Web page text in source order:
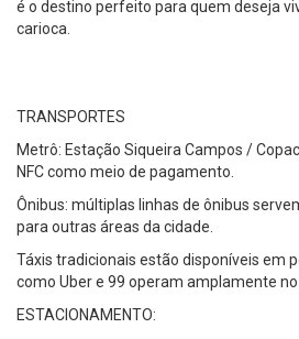
é o destino perfeito para quem deseja
carioca.
TRANSPORTES
Metrô: Estação Siqueira Campos /
NFC como meio de pagamento.
Ônibus: múltiplas linhas de ônibus
para outras áreas da cidade.
Táxis tradicionais estão disponíveis em
como Uber e 99 operam amplamente no
ESTACIONAMENTO: